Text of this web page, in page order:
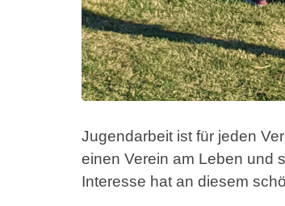
Jugendarbeit ist für jeden
einen Verein am Leben und
Interesse hat an diesem